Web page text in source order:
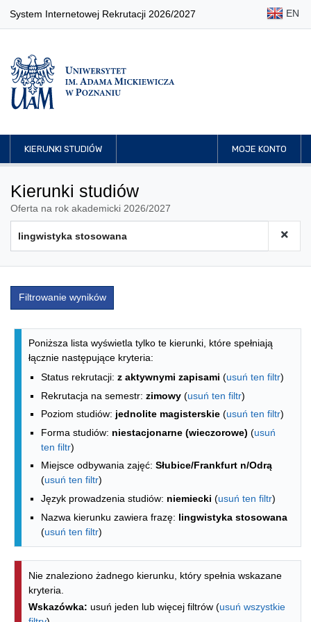
System Internetowej Rekrutacji 2026/2027 EN
KIERUNKI STUDIÓW MOJE KONTO
Kierunki studiów
Oferta na rok akademicki 2026/2027
Filtrowanie wyników
Lista kierunków - spis według
Poniższa lista wyświetla tylko te kierunki, które spełniają
łącznie następujące kryteria:
Status rekrutacji: z aktywnymi zapisami (usuń ten filtr)
Rekrutacja na semestr: zimowy (usuń ten filtr)
Poziom studiów: jednolite magisterskie (usuń ten filtr)
Forma studiów: niestacjonarne (wieczorowe) (usuń
ten filtr)
Miejsce odbywania zajęć: Słubice/Frankfurt n/Odrą
(usuń ten filtr)
Język prowadzenia studiów: niemiecki (usuń ten filtr)
Nazwa kierunku zawiera frazę: lingwistyka stosowana
(usuń ten filtr)
Nie znaleziono żadnego kierunku, który spełnia wskazane
kryteria.
Wskazówka: usuń jeden lub więcej filtrów (usuń wszystkie